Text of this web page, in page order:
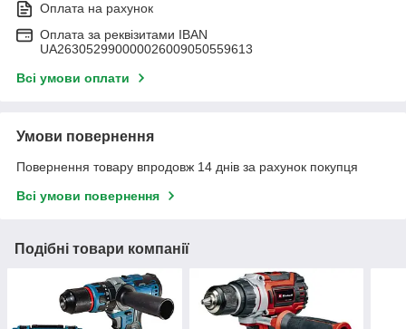
Оплата на рахунок
Оплата за реквізитами IBAN
UA263052990000026009050559613
Всі умови оплати
Умови повернення
Повернення товару впродовж 14 днів за рахунок покупця
Всі умови повернення
Подібні товари компанії